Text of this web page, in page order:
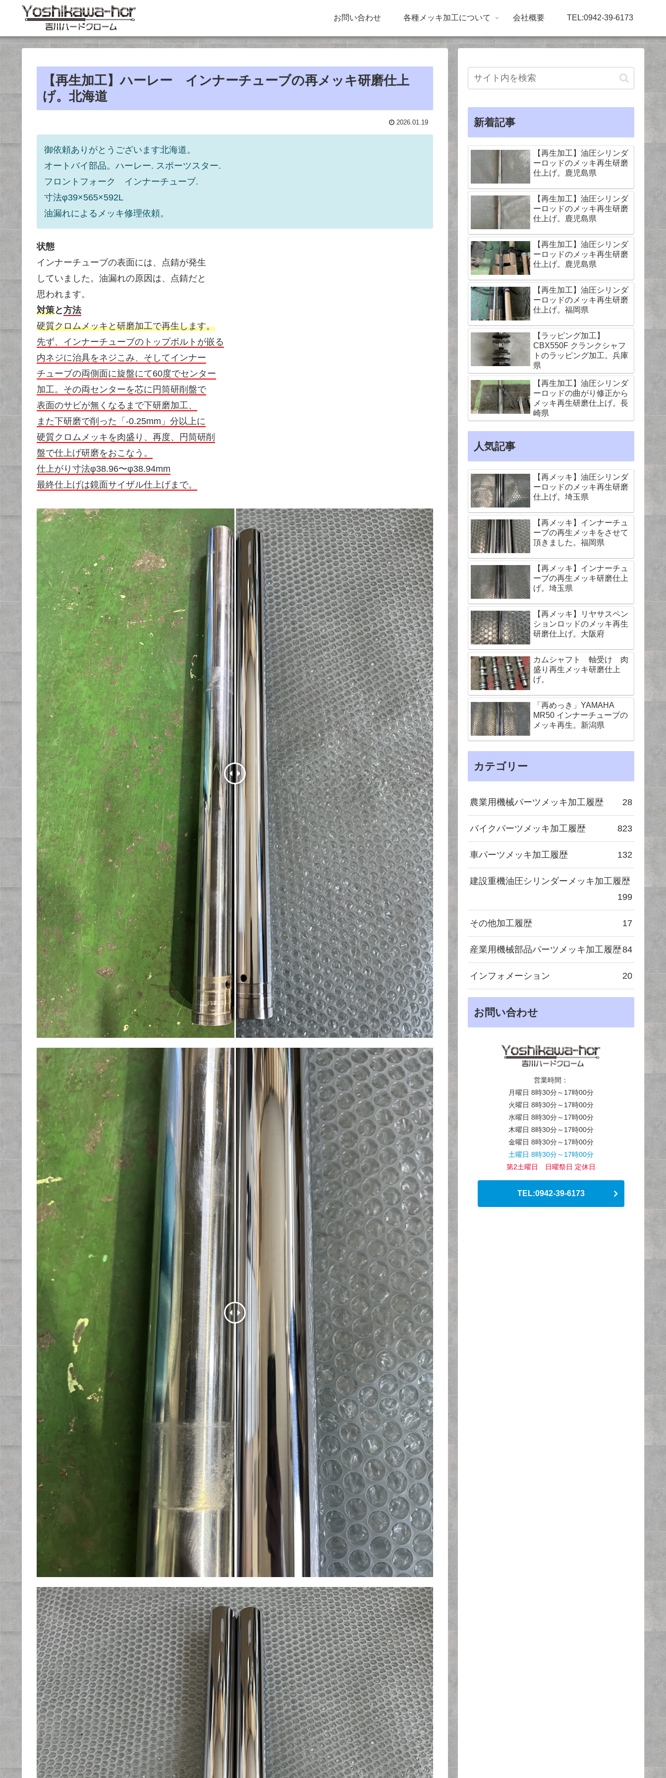
お問い合わせ 各種メッキ加工について 会社概要 TEL:0942-39-6173
【再生加工】ハーレー インナーチューブの再メッキ研磨仕上
げ。北海道
2026.01.19
御依頼ありがとうございます北海道。
オートバイ部品。ハーレー. スポーツスター.
フロントフォーク インナーチューブ.
寸法φ39×565×592L
油漏れによるメッキ修理依頼。
状態
インナーチューブの表面には、点錆が発生
していました。油漏れの原因は、点錆だと
思われます。
対策と方法
硬質クロムメッキと研磨加工で再生します。
先ず、インナーチューブのトップボルトが嵌る
内ネジに治具をネジこみ、そしてインナー
チューブの両側面に旋盤にて60度でセンター
加工。その両センターを芯に円筒研削盤で
表面のサビが無くなるまで下研磨加工、
また下研磨で削った「-0.25mm」分以上に
硬質クロムメッキを肉盛り、再度、円筒研削
盤で仕上げ研磨をおこなう。
仕上がり寸法φ38.96〜φ38.94mm
最終仕上げは鏡面サイザル仕上げまで。
新着記事
【再生加工】油圧シリンダ
ーロッドのメッキ再生研磨
仕上げ。鹿児島県
【再生加工】油圧シリンダ
ーロッドのメッキ再生研磨
仕上げ。鹿児島県
【再生加工】油圧シリンダ
ーロッドのメッキ再生研磨
仕上げ。鹿児島県
【再生加工】油圧シリンダ
ーロッドのメッキ再生研磨
仕上げ。福岡県
【ラッピング加工】
CBX550F クランクシャフ
トのラッピング加工。兵庫
県
【再生加工】油圧シリンダ
ーロッドの曲がり修正から
メッキ再生研磨仕上げ。長
崎県
人気記事
【再メッキ】油圧シリンダ
ーロッドのメッキ再生研磨
仕上げ。埼玉県
【再メッキ】インナーチュ
ーブの再生メッキをさせて
頂きました。福岡県
【再メッキ】インナーチュ
ーブの再生メッキ研磨仕上
げ。埼玉県
【再メッキ】リヤサスペン
ションロッドのメッキ再生
研磨仕上げ。大阪府
カムシャフト 軸受け 肉
盛り再生メッキ研磨仕上
げ。
「再めっき」YAMAHA
MR50 インナーチューブの
メッキ再生。新潟県
カテゴリー
農業用機械パーツメッキ加工履歴 28
バイクパーツメッキ加工履歴 823
車パーツメッキ加工履歴 132
建設重機油圧シリンダーメッキ加工履歴
199
その他加工履歴 17
産業用機械部品パーツメッキ加工履歴84
インフォメーション 20
お問い合わせ
営業時間：
月曜日 8時30分～17時00分
火曜日 8時30分～17時00分
水曜日 8時30分～17時00分
木曜日 8時30分～17時00分
金曜日 8時30分～17時00分
土曜日 8時30分～17時00分
第2土曜日 日曜祭日 定休日
TEL:0942-39-6173